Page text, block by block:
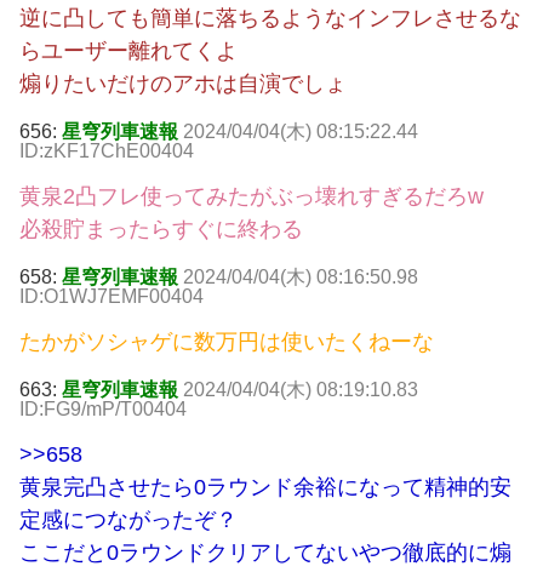
逆に凸しても簡単に落ちるようなインフレさせるな
らユーザー離れてくよ
煽りたいだけのアホは自演でしょ
656: 星穹列車速報 2024/04/04(木) 08:15:22.44
ID:zKF17ChE00404
黄泉2凸フレ使ってみたがぶっ壊れすぎるだろw
必殺貯まったらすぐに終わる
658: 星穹列車速報 2024/04/04(木) 08:16:50.98
ID:O1WJ7EMF00404
たかがソシャゲに数万円は使いたくねーな
663: 星穹列車速報 2024/04/04(木) 08:19:10.83
ID:FG9/mP/T00404
>>658
黄泉完凸させたら0ラウンド余裕になって精神的安
定感につながったぞ？
ここだと0ラウンドクリアしてないやつ徹底的に煽